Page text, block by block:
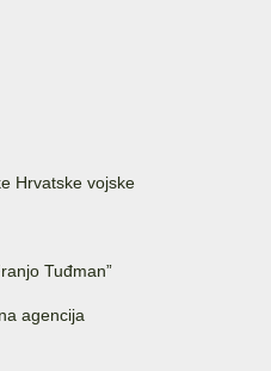
Hrvatske vojske
Tuđman”
agencija